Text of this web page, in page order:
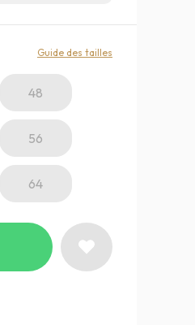
48
56
64
Guide des tailles